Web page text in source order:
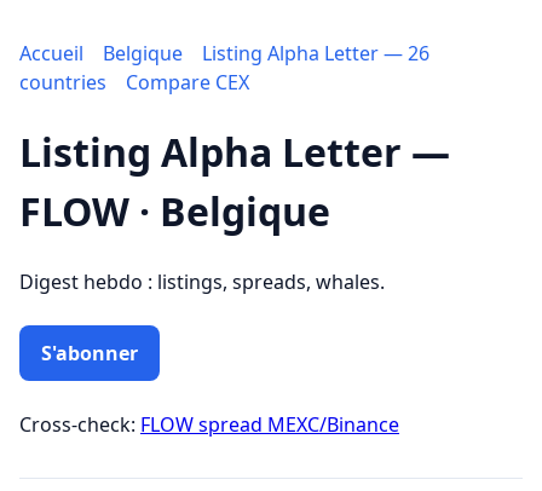
Accueil Belgique
Listing Alpha Letter — 26
countries
Compare CEX
Listing Alpha Letter —
FLOW · Belgique
Digest hebdo : listings, spreads, whales.
S'abonner
Cross-check: FLOW spread MEXC/Binance